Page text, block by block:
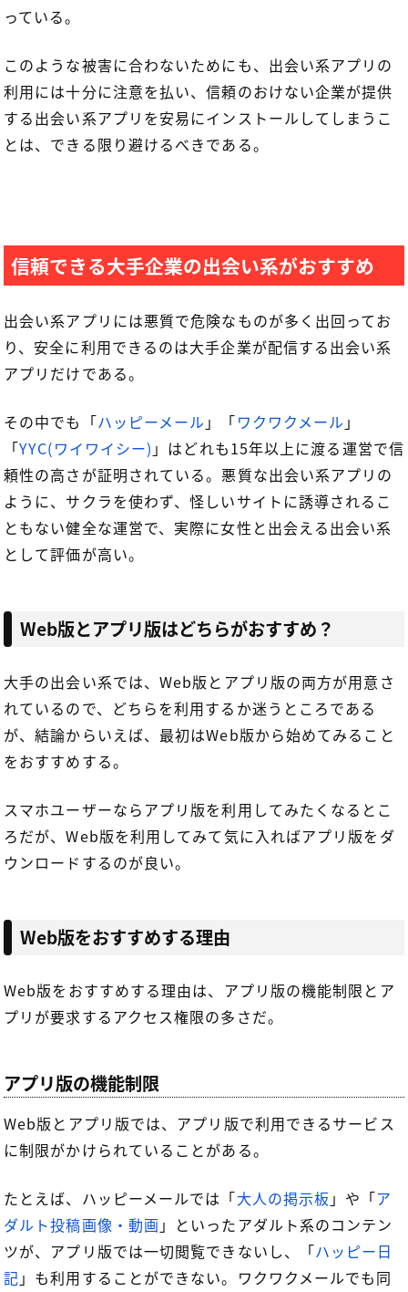
っている。
このような被害に合わないためにも、出会い系アプリの
利用には十分に注意を払い、信頼のおけない企業が提供
する出会い系アプリを安易にインストールしてしまうこ
とは、できる限り避けるべきである。
信頼できる大手企業の出会い系がおすすめ
出会い系アプリには悪質で危険なものが多く出回ってお
り、安全に利用できるのは大手企業が配信する出会い系
アプリだけである。
その中でも「ハッピーメール 」「ワクワクメール 」
「YYC(ワイワイシー) 」はどれも15年以上に渡る運営で信
頼性の高さが証明されている。悪質な出会い系アプリの
ように、サクラを使わず、怪しいサイトに誘導されるこ
ともない健全な運営で、実際に女性と出会える出会い系
として評価が高い。
Web版とアプリ版はどちらがおすすめ？
大手の出会い系では、Web版とアプリ版の両方が用意さ
れているので、どちらを利用するか迷うところである
が、結論からいえば、最初はWeb版から始めてみること
をおすすめする。
スマホユーザーならアプリ版を利用してみたくなるとこ
ろだが、Web版を利用してみて気に入ればアプリ版をダ
ウンロードするのが良い。
Web版をおすすめする理由
Web版をおすすめする理由は、アプリ版の機能制限とア
プリが要求するアクセス権限の多さだ。
アプリ版の機能制限
Web版とアプリ版では、アプリ版で利用できるサービス
に制限がかけられていることがある。
たとえば、ハッピーメールでは「大人の掲示板 」や「ア
ダルト投稿画像・動画 」といったアダルト系のコンテン
ツが、アプリ版では一切閲覧できないし、「ハッピー日
記 」も利用することができない。ワクワクメールでも同